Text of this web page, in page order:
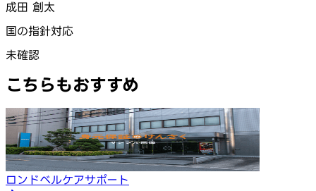
成田 創太
国の指針対応
未確認
こちらもおすすめ
ロンドベルケアサポート